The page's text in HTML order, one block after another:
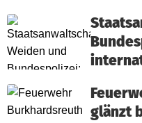
glänzt